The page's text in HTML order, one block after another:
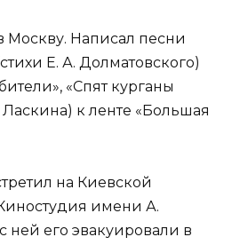
Москву. Написал песни
Е. А. Долматовского)
«Спят курганы
к ленте «Большая
на Киевской
имени А.
ней его эвакуировали в